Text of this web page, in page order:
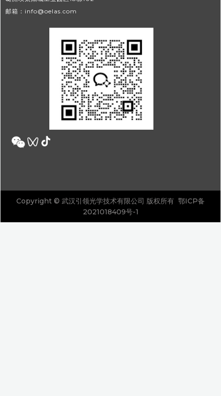
邮箱：info@oelas.com
Copyright © 武汉引领光学技术有限公司 版权所有 鄂ICP备
2021018409号-1